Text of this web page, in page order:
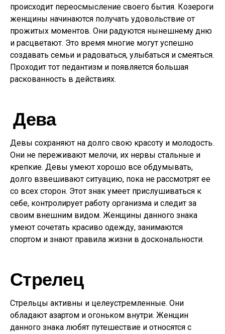
происходит переосмысление своего бытия. Козероги
женщины начинаются получать удовольствие от
прожитых моментов. Они радуются нынешнему дню
и расцветают. Это время многие могут успешно
создавать семьи и радоваться, улыбаться и смеяться.
Проходит тот педантизм и появляется большая
раскованность в действиях.
Дева
Девы сохраняют на долго свою красоту и молодость.
Они не переживают мелочи, их нервы стальные и
крепкие. Девы умеют хорошо все обдумывать,
долго взвешивают ситуацию, пока не рассмотрят ее
со всех сторон. Этот знак умеет прислушиваться к
себе, контролирует работу организма и следит за
своим внешним видом. Женщины данного знака
умеют сочетать красиво одежду, занимаются
спортом и знают правила жизни в доскональности.
Стрелец
Стрельцы активны и целеустремленные. Они
обладают азартом и огоньком внутри. Женщин
данного знака любят путешествие и относятся с